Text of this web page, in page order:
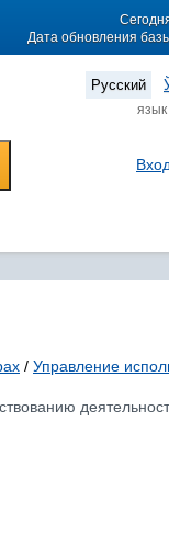
Дата обновления
Русский
/ Управление